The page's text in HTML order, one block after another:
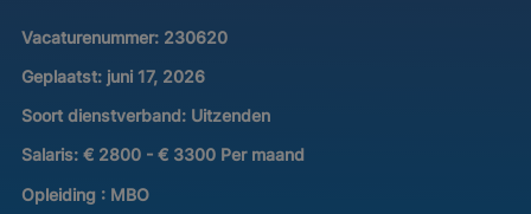
Vacaturenummer: 230620
Geplaatst: juni 17, 2026
Soort dienstverband: Uitzenden
Salaris: € 2800 - € 3300 Per maand
Opleiding : MBO